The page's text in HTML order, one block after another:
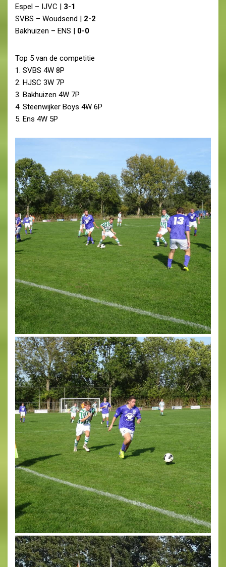
Espel – IJVC | 3-1
SVBS – Woudsend | 2-2
Bakhuizen – ENS | 0-0
Top 5 van de competitie
1. SVBS 4W 8P
2. HJSC 3W 7P
3. Bakhuizen 4W 7P
4. Steenwijker Boys 4W 6P
5. Ens 4W 5P